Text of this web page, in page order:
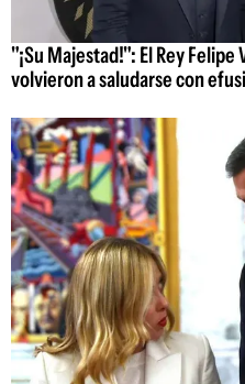
"¡Su Majestad!": El Rey
volvieron a saludarse con